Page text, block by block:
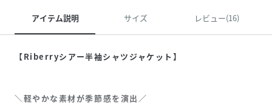
アイテム説明 サイズ レビュー(16)
【Riberryシアー半袖シャツジャケット】
＼軽やかな素材が季節感を演出／